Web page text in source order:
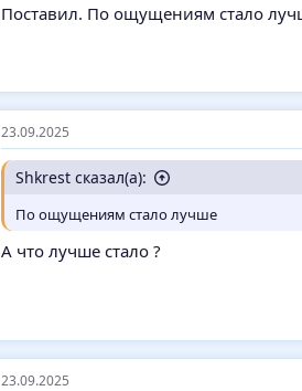
Поставил. По ощущениям стало
23.09.2025
Shkrest сказал(а):
По ощущениям стало лучше
А что лучше стало ?
23.09.2025